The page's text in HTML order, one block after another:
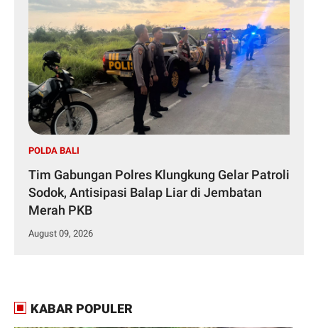
POLDA BALI
Tim Gabungan Polres Klungkung Gelar Patroli
Sodok, Antisipasi Balap Liar di Jembatan
Merah PKB
August 09, 2026
KABAR POPULER